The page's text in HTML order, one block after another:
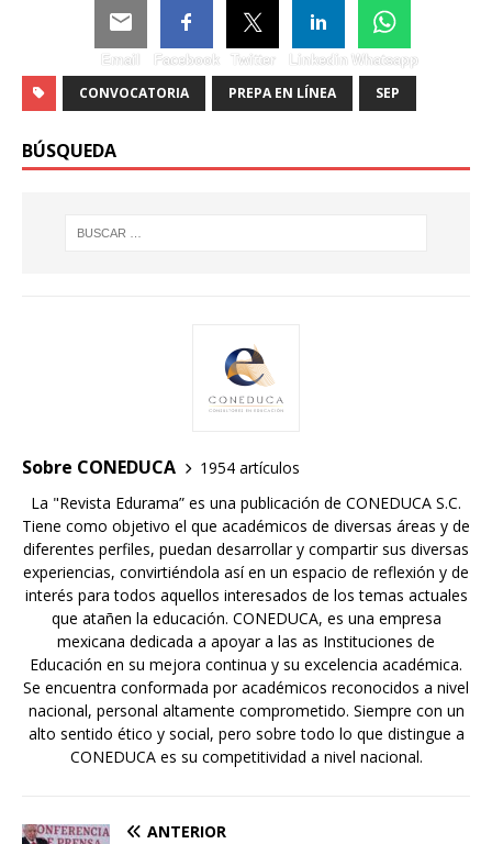
Email Facebook Twitter Linkedin Whatsapp
CONVOCATORIA PREPA EN LÍNEA SEP
BÚSQUEDA
Sobre CONEDUCA
1954 artículos
La "Revista Edurama” es una publicación de CONEDUCA S.C.
Tiene como objetivo el que académicos de diversas áreas y de
diferentes perfiles, puedan desarrollar y compartir sus diversas
experiencias, convirtiéndola así en un espacio de reflexión y de
interés para todos aquellos interesados de los temas actuales
que atañen la educación. CONEDUCA, es una empresa
mexicana dedicada a apoyar a las as Instituciones de
Educación en su mejora continua y su excelencia académica.
Se encuentra conformada por académicos reconocidos a nivel
nacional, personal altamente comprometido. Siempre con un
alto sentido ético y social, pero sobre todo lo que distingue a
CONEDUCA es su competitividad a nivel nacional.
ANTERIOR